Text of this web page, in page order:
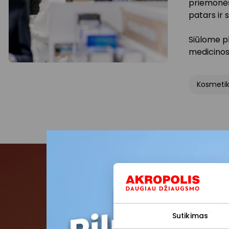
Sutikimas
patars ir
Siūlome
Pirmieji